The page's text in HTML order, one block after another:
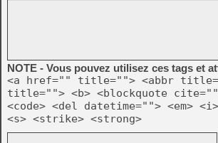
NOTE - Vous pouvez utilisez ces tags et
<a href="" title=""> <abbr
title=""> <b> <blockquote
<code> <del datetime=""> <em>
<s> <strike> <strong>